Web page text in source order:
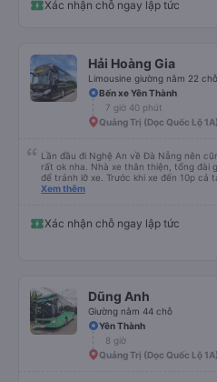
Xác nhận chỗ ngay lập tức
Hải Hoàng Gia
Bến xe Yên Thành
7 giờ 40 phút
Quảng Trị (Dọc Quốc Lộ 1A)
Lần đầu đi Nghệ An về Đà Nẵng nên
rất ok nha. Nhà xe thân thiện, tổng đài gọi xác nhận và nhắc nhở lịch chạy
để tránh lỡ xe. Trước khi xe đến 10p cả
tin về biển số xe và số điện thoại tài xế
thời gian dự kiến. 10 điểm, lần sau có nhu cầu sẽ chọn nhà xe này để đi Vinh
<-> Đà Nẵng
Xem thêm
Xác nhận chỗ ngay lập tức
Dũng Anh
Giường nằm 44 chỗ
Yên Thành
8 giờ
Quảng Trị (Dọc Quốc Lộ 1A)